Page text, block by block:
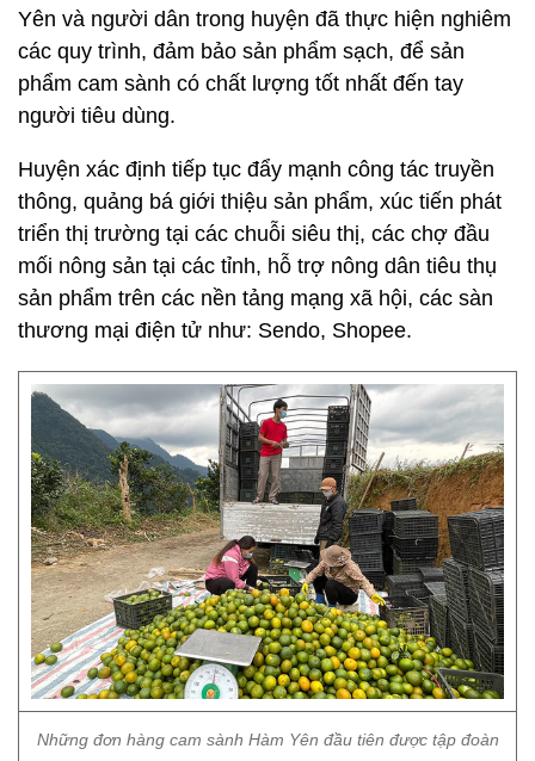
Yên và người dân trong huyện đã thực hiện nghiêm
các quy trình, đảm bảo sản phẩm sạch, để sản
phẩm cam sành có chất lượng tốt nhất đến tay
người tiêu dùng.
Huyện xác định tiếp tục đẩy mạnh công tác truyền
thông, quảng bá giới thiệu sản phẩm, xúc tiến phát
triển thị trường tại các chuỗi siêu thị, các chợ đầu
mối nông sản tại các tỉnh, hỗ trợ nông dân tiêu thụ
sản phẩm trên các nền tảng mạng xã hội, các sàn
thương mại điện tử như: Sendo, Shopee.
Những đơn hàng cam sành Hàm Yên đầu tiên được tập đoàn